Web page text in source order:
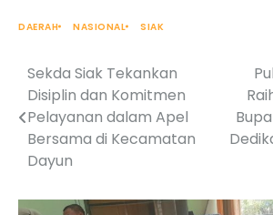
DAERAH NASIONAL SIAK
Post
navigation
Sekda Siak Tekankan
Disiplin dan Komitmen
Pelayanan dalam Apel
Bersama di Kecamatan
Dayun